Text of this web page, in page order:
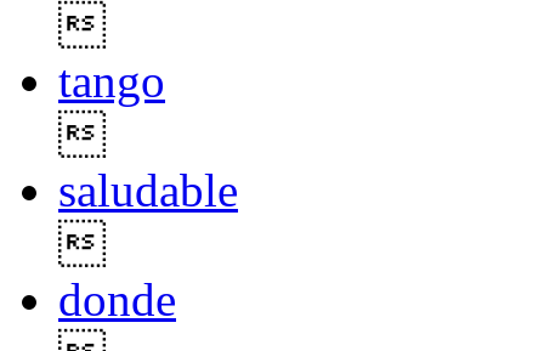
tango
saludable
donde